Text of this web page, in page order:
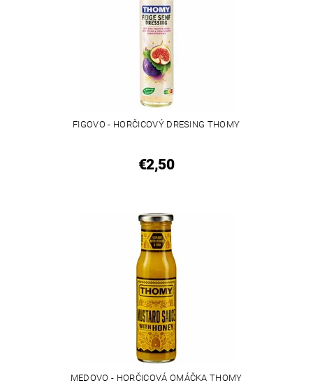
FIGOVO - HORČICOVÝ DRESING THOMY
€2,50
MEDOVO - HORČICOVÁ OMÁČKA THOMY